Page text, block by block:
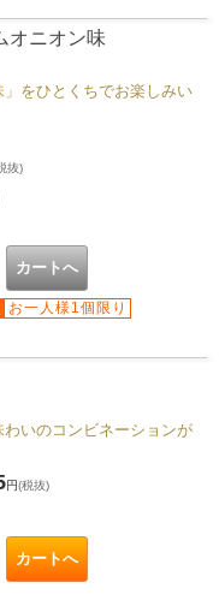
オニオン味
をひとくちでお楽しみい
抜)
カートへ
お一人様1個限り
いのコンビネーションが
円(税抜)
カートへ